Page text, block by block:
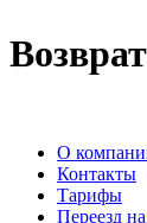
О
Контакты
Тарифы
Переезд